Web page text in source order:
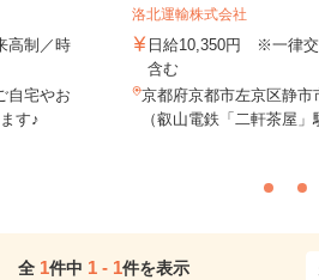
高制／時
宅やお
す♪
洛北運輸株式会社
日給10,350円 ※一律交
含む
京都府京都市左京区静市
（叡山電鉄「二軒茶屋」
全 1件中 1 - 1件を表示